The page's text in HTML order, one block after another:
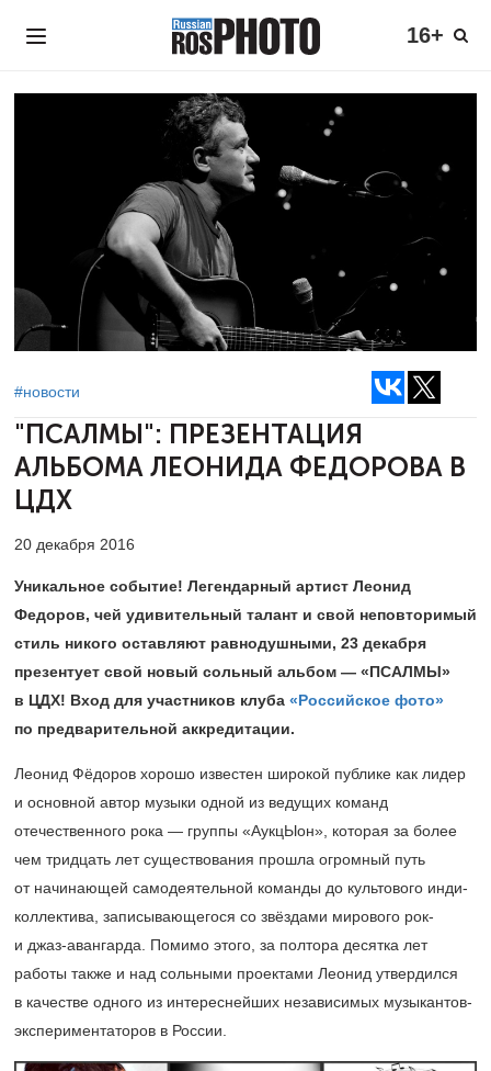
16+
#новости
"ПСАЛМЫ": ПРЕЗЕНТАЦИЯ
АЛЬБОМА ЛЕОНИДА ФЕДОРОВА В
ЦДХ
20 декабря 2016
Уникальное событие! Легендарный артист Леонид
Федоров, чей удивительный талант и свой неповторимый
стиль никого оставляют равнодушными, 23 декабря
презентует свой новый сольный альбом — «ПСАЛМЫ»
в ЦДХ! Вход для участников клуба «Российское фото»
по предварительной аккредитации.
Леонид Фёдоров хорошо известен широкой публике как лидер
и основной автор музыки одной из ведущих команд
отечественного рока — группы «АукцЫон», которая за более
чем тридцать лет существования прошла огромный путь
от начинающей самодеятельной команды до культового инди-
коллектива, записывающегося со звёздами мирового рок-
и джаз-авангарда. Помимо этого, за полтора десятка лет
работы также и над сольными проектами Леонид утвердился
в качестве одного из интереснейших независимых музыкантов-
экспериментаторов в России.